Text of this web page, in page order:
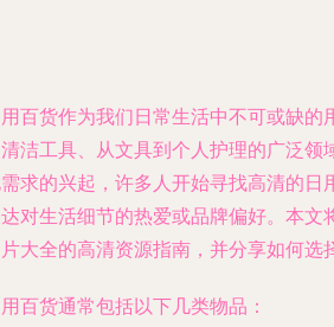
百货作为我们日常生活中不可或缺的
洁工具、从文具到个人护理的广泛领
求的兴起，许多人开始寻找高清的日
对生活细节的热爱或品牌偏好。本文
大全的高清资源指南，并分享如何选
百货通常包括以下几类物品：